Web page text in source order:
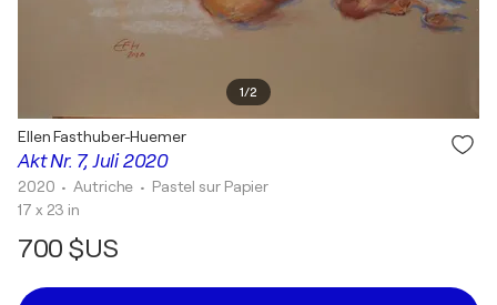
1/2
Akt Nr. 7, Juli 2020
Ellen Fasthuber-Huemer
2020 • Autriche • Pastel sur Papier
17 x 23 in
700 $US